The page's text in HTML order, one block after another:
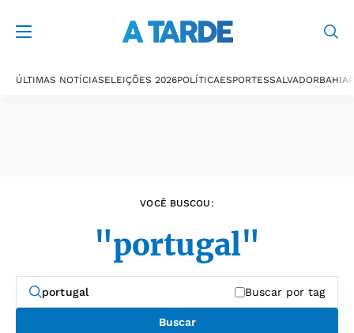
ÚLTIMAS NOTÍCIASELEIÇÕES 2026POLÍTICAESPORTESSALVADORBAHIA
VOCÊ BUSCOU:
"portugal"
Buscar por tag
Buscar